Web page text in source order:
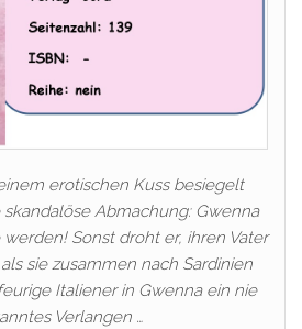
erotischen Kuss besiegelt
Abmachung: Gwenna
Sonst droht er, ihren Vater
sie zusammen nach Sardinien
Italiener in Gwenna ein nie
Verlangen …